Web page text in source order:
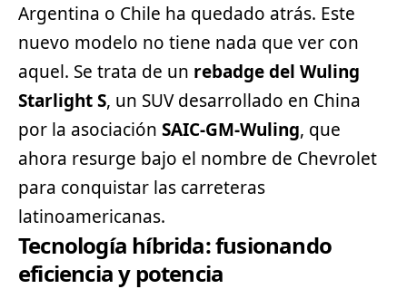
Argentina o Chile ha quedado atrás. Este
nuevo modelo no tiene nada que ver con
aquel. Se trata de un rebadge del Wuling
Starlight S, un SUV desarrollado en China
por la asociación SAIC-GM-Wuling, que
ahora resurge bajo el nombre de Chevrolet
para conquistar las carreteras
latinoamericanas.
Tecnología híbrida: fusionando
eficiencia y potencia